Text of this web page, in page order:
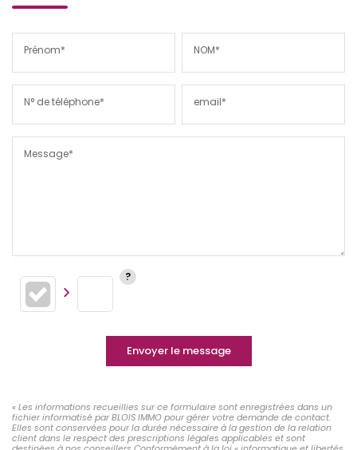
Prénom* NOM*
N° de téléphone* email*
Message*
Envoyer le message
« Les informations recueillies sur ce formulaire sont enregistrées dans un
fichier informatisé par BLOIS IMMO pour gérer votre demande de contact.
Elles sont conservées pour la durée nécessaire à la gestion de la relation
client dans le respect des prescriptions légales applicables et sont